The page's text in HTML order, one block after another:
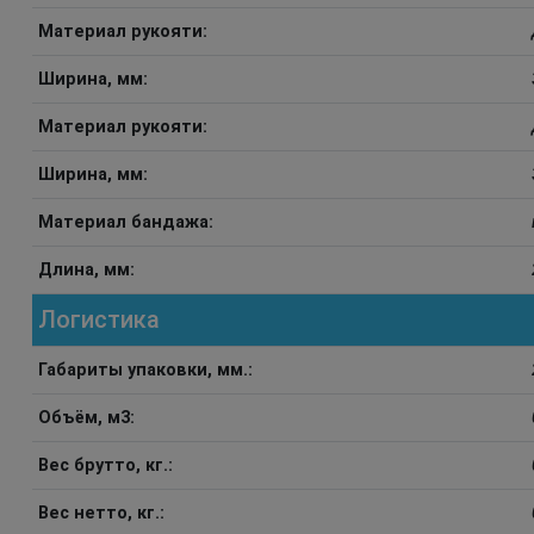
Материал рукояти:
Ширина, мм:
Материал рукояти:
Ширина, мм:
Материал бандажа:
Длина, мм:
Логистика
Габариты упаковки, мм.:
Объём, м3:
Вес брутто, кг.:
Вес нетто, кг.: